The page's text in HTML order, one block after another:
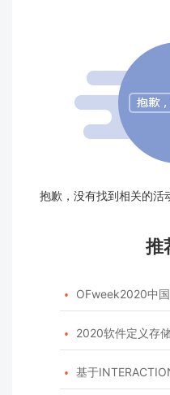
抱歉，没有找到相关的活
推
 OFweek2020中
 2020软件定义存
 基于INTERACTION数